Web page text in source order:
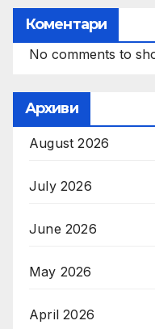
Коментари
No comments to
Архиви
August 2026
July 2026
June 2026
May 2026
April 2026